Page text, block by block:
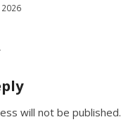
will not be published.